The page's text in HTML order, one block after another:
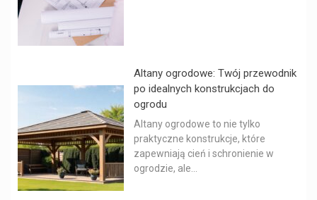
Altany ogrodowe: Twój przewodnik
po idealnych konstrukcjach do
ogrodu
Altany ogrodowe to nie tylko
praktyczne konstrukcje, które
zapewniają cień i schronienie w
ogrodzie, ale...